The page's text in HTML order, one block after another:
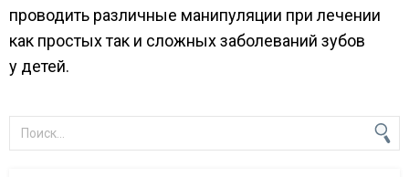
проводить различные манипуляции при лечении
как простых так и сложных заболеваний зубов
у детей.